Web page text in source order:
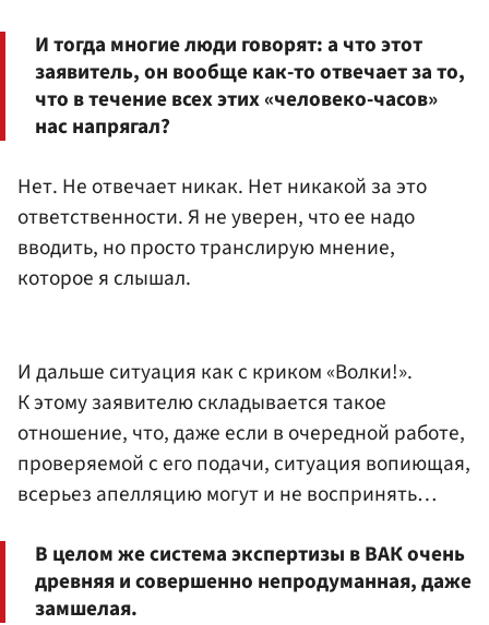
И тогда многие люди говорят: а что этот
заявитель, он вообще как-то отвечает за то,
что в течение всех этих «человеко-часов»
нас напрягал?
Нет. Не отвечает никак. Нет никакой за это
ответственности. Я не уверен, что ее надо
вводить, но просто транслирую мнение,
которое я слышал.
И дальше ситуация как с криком «Волки!».
К этому заявителю складывается такое
отношение, что, даже если в очередной работе,
проверяемой с его подачи, ситуация вопиющая,
всерьез апелляцию могут и не воспринять…
В целом же система экспертизы в ВАК очень
древняя и совершенно непродуманная, даже
замшелая.